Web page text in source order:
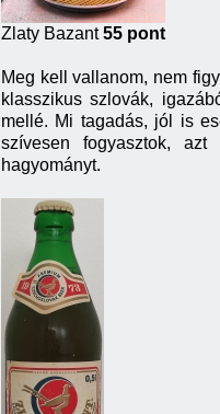
Zlaty Bazant55 pont
Meg kell vallanom, nem
klasszikus szlovák,
mellé. Mi tagadás, jól is
szívesen fogyasztok,
hagyományt.